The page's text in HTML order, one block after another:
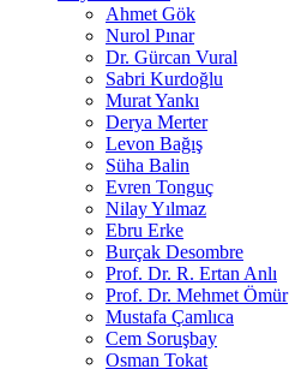
Ahmet Gök
Nurol Pınar
Dr. Gürcan Vural
Sabri Kurdoğlu
Murat Yankı
Derya Merter
Levon Bağış
Süha Balin
Evren Tonguç
Nilay Yılmaz
Ebru Erke
Burçak Desombre
Prof. Dr. R. Ertan Anlı
Prof. Dr. Mehmet Ömür
Mustafa Çamlıca
Cem Soruşbay
Osman Tokat